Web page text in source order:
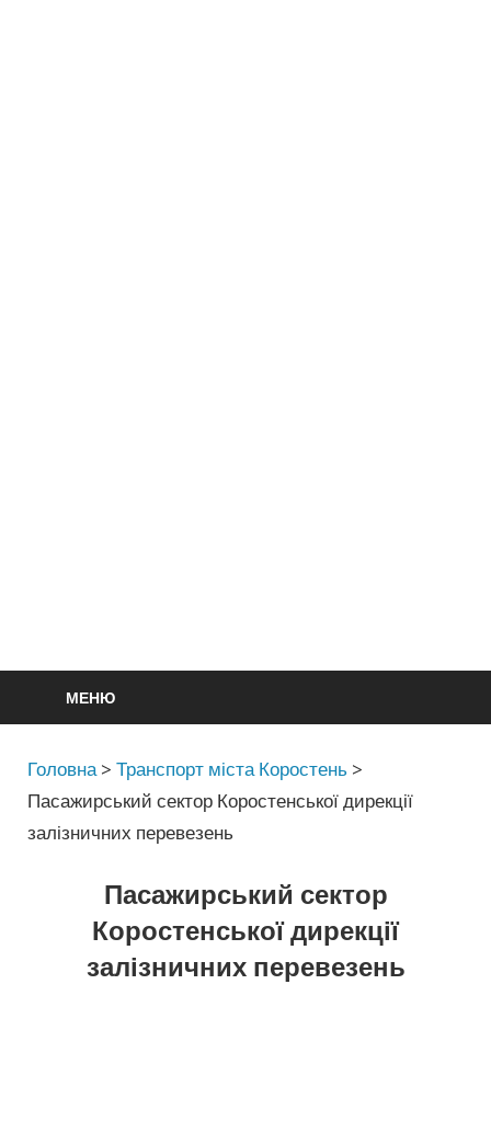
МЕНЮ
Головна >Транспорт міста Коростень >
Пасажирський сектор Коростенської дирекції
залізничних перевезень
Пасажирський сектор
Коростенської дирекції
залізничних перевезень